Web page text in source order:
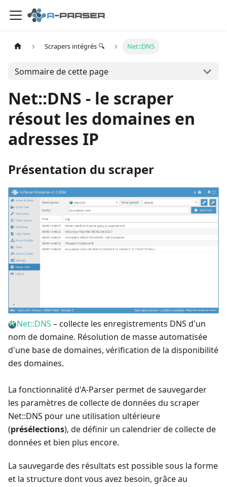
Scrapers intégrés 🔍 Net::DNS
Sommaire de cette page
Net::DNS - le scraper
résout les domaines en
adresses IP
Présentation du scraper
Net::DNS – collecte les enregistrements DNS d'un
nom de domaine. Résolution de masse automatisée
d'une base de domaines, vérification de la disponibilité
des domaines.
La fonctionnalité d'A-Parser permet de sauvegarder
les paramètres de collecte de données du scraper
Net::DNS pour une utilisation ultérieure
(présélections), de définir un calendrier de collecte de
données et bien plus encore.
La sauvegarde des résultats est possible sous la forme
et la structure dont vous avez besoin, grâce au